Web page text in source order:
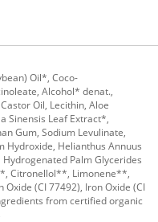
Oil*, Coco-
Alcohol* denat.,
Oil, Lecithin, Aloe
Sinensis Leaf Extract*,
Gum, Sodium Levulinate,
Hydroxide, Helianthus Annuus
Palm Glycerides
Citronellol**, Limonene**,
(CI 77492), Iron Oxide (CI
from certified organic